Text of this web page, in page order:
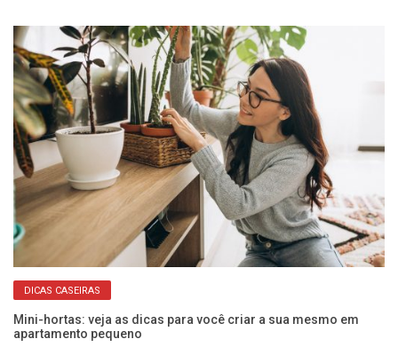
DICAS CASEIRAS
Mini-hortas: veja as dicas para você criar a sua mesmo em
apartamento pequeno